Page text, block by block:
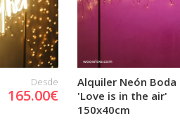
Desde
165.00€
Alquiler Neón Boda
'Love is in the air'
150x40cm